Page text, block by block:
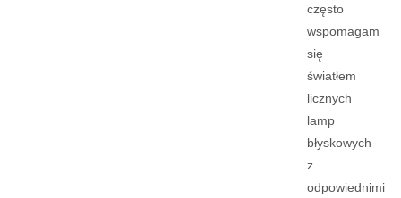
często
wspomagam
się
światłem
licznych
lamp
błyskowych
z
odpowiednimi